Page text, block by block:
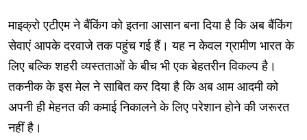
माइक्रो एटीएम ने बैंकिंग को इतना आसान बना दिया है कि अब बैंकिंग
सेवाएं आपके दरवाजे तक पहुंच गई हैं। यह न केवल ग्रामीण भारत के
लिए बल्कि शहरी व्यस्तताओं के बीच भी एक बेहतरीन विकल्प है।
तकनीक के इस मेल ने साबित कर दिया है कि अब आम आदमी को
अपनी ही मेहनत की कमाई निकालने के लिए परेशान होने की जरूरत
नहीं है।